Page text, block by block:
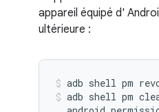
appareil équipé d'
ultérieure :
adb shell pm
adb shell pm